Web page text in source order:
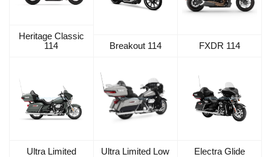
Heritage Classic
114
Breakout 114 FXDR 114
Ultra Limited Ultra Limited Low Electra Glide